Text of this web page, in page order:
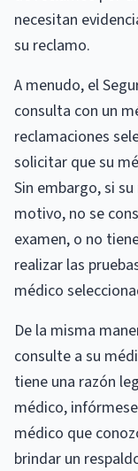
necesitan
su reclamo.
A menudo, el
consulta con un
reclamaciones
solicitar que su
Sin embargo, si
motivo, no se
examen, o no
realizar las
médico
De la misma
consulte a su
tiene una razón
médico,
médico que
brindar un